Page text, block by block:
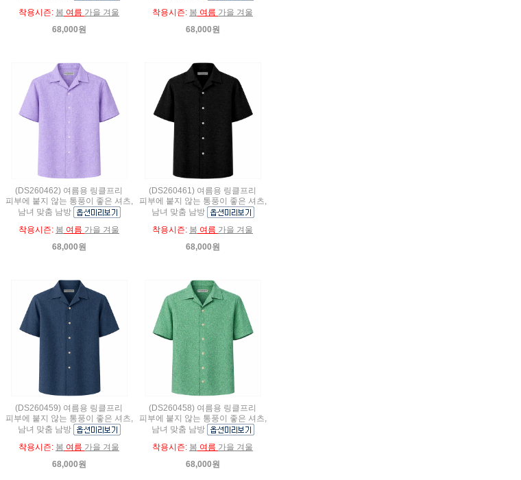
착용시즌: 봄 여름 가을 겨울
68,000원
착용시즌: 봄 여름 가을 겨울
68,000원
(DS260462) 여름용 링클프리
피부에 붙지 않는 통풍이 좋은 셔츠,
남녀 맞춤 남방
착용시즌: 봄 여름 가을 겨울
68,000원
(DS260461) 여름용 링클프리
피부에 붙지 않는 통풍이 좋은 셔츠,
남녀 맞춤 남방
착용시즌: 봄 여름 가을 겨울
68,000원
(DS260459) 여름용 링클프리
피부에 붙지 않는 통풍이 좋은 셔츠,
남녀 맞춤 남방
착용시즌: 봄 여름 가을 겨울
68,000원
(DS260458) 여름용 링클프리
피부에 붙지 않는 통풍이 좋은 셔츠,
남녀 맞춤 남방
착용시즌: 봄 여름 가을 겨울
68,000원